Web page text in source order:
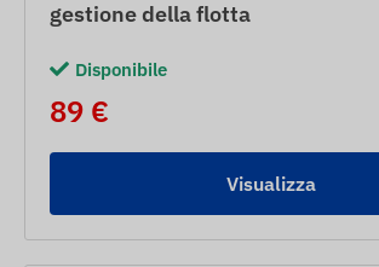
gestione della flotta
Disponibile
89 €
Visualizza